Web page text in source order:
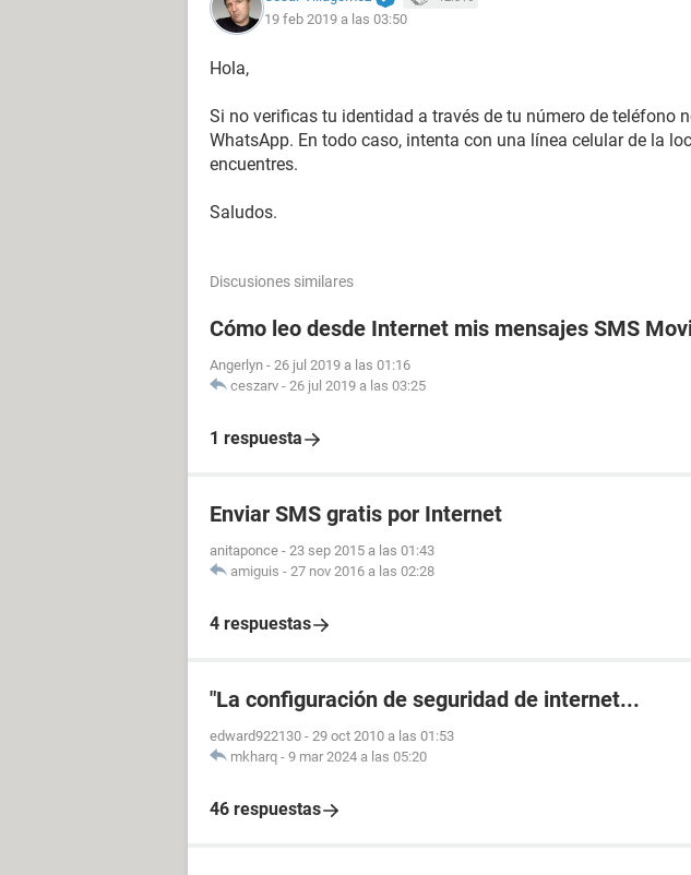
19 feb 2019 a las 03:50
Hola,
Si no verificas tu identidad a través de tu número de teléfono
WhatsApp. En todo caso, intenta con una línea celular de la
encuentres.
Saludos.
Discusiones similares
Cómo leo desde Internet mis mensajes SMS
Angerlyn - 26 jul 2019 a las 01:16
ceszarv - 26 jul 2019 a las 03:25
1 respuesta
Enviar SMS gratis por Internet
anitaponce - 23 sep 2015 a las 01:43
amiguis - 27 nov 2016 a las 02:28
4 respuestas
"La configuración de seguridad de internet...
edward922130 - 29 oct 2010 a las 01:53
mkharq - 9 mar 2024 a las 05:20
46 respuestas